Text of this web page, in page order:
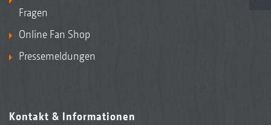
Fragen
Online Fan Shop
Pressemeldungen
Kontakt & Informationen